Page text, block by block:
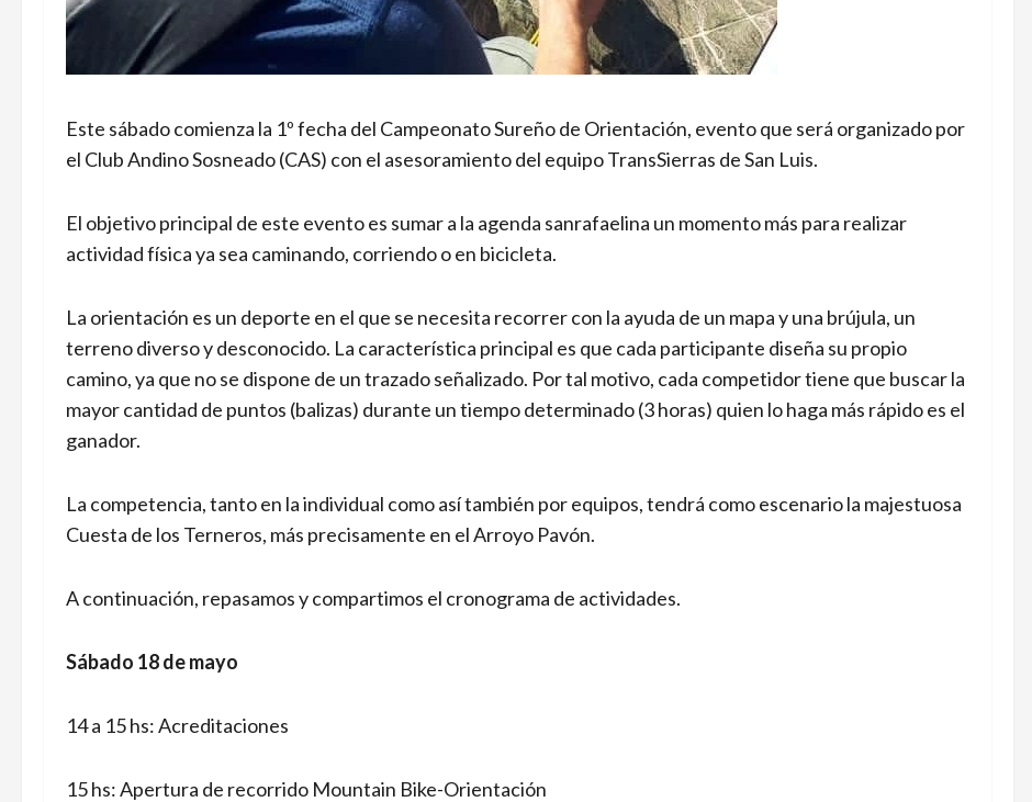
Este sábado comienza la 1º fecha del Campeonato Sureño de Orientación, evento que será organizado por
el Club Andino Sosneado (CAS) con el asesoramiento del equipo TransSierras de San Luis.
El objetivo principal de este evento es sumar a la agenda sanrafaelina un momento más para realizar
actividad física ya sea caminando, corriendo o en bicicleta.
La orientación es un deporte en el que se necesita recorrer con la ayuda de un mapa y una brújula, un
terreno diverso y desconocido. La característica principal es que cada participante diseña su propio
camino, ya que no se dispone de un trazado señalizado. Por tal motivo, cada competidor tiene que buscar la
mayor cantidad de puntos (balizas) durante un tiempo determinado (3 horas) quien lo haga más rápido es el
ganador.
La competencia, tanto en la individual como así también por equipos, tendrá como escenario la majestuosa
Cuesta de los Terneros, más precisamente en el Arroyo Pavón.
A continuación, repasamos y compartimos el cronograma de actividades.
Sábado 18 de mayo
14 a 15 hs: Acreditaciones
15 hs: Apertura de recorrido Mountain Bike-Orientación